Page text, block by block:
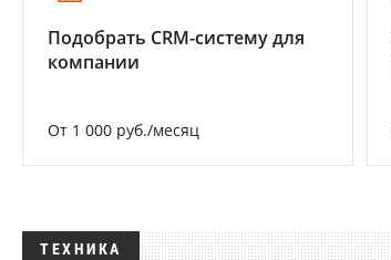
Подобрать CRM-систему для
компании
От 1 000 руб./месяц
ТЕХНИКА